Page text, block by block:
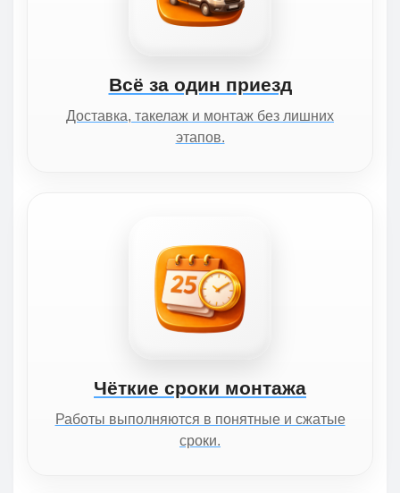
Всё за один приезд
Доставка, такелаж и монтаж без лишних
этапов.
Чёткие сроки монтажа
Работы выполняются в понятные и сжатые
сроки.